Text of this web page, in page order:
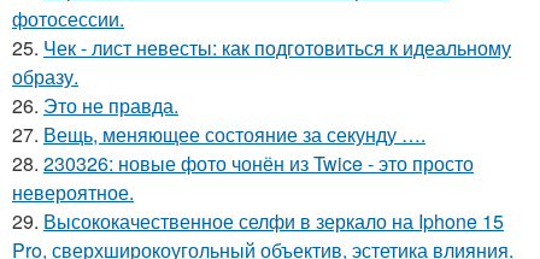
фотосессии.
25. Чек - лист невесты: как подготовиться к идеальному
образу.
26. Это не правда.
27. Вещь, меняющее состояние за секунду ….
28. 230326: новые фото чонён из Twice - это просто
невероятное.
29. Высококачественное селфи в зеркало на Iphone 15
Pro, сверхширокоугольный объектив, эстетика влияния.